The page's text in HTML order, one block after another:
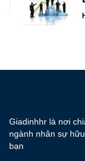
Giadinhhr là nơi
ngành nhân sự
bạn